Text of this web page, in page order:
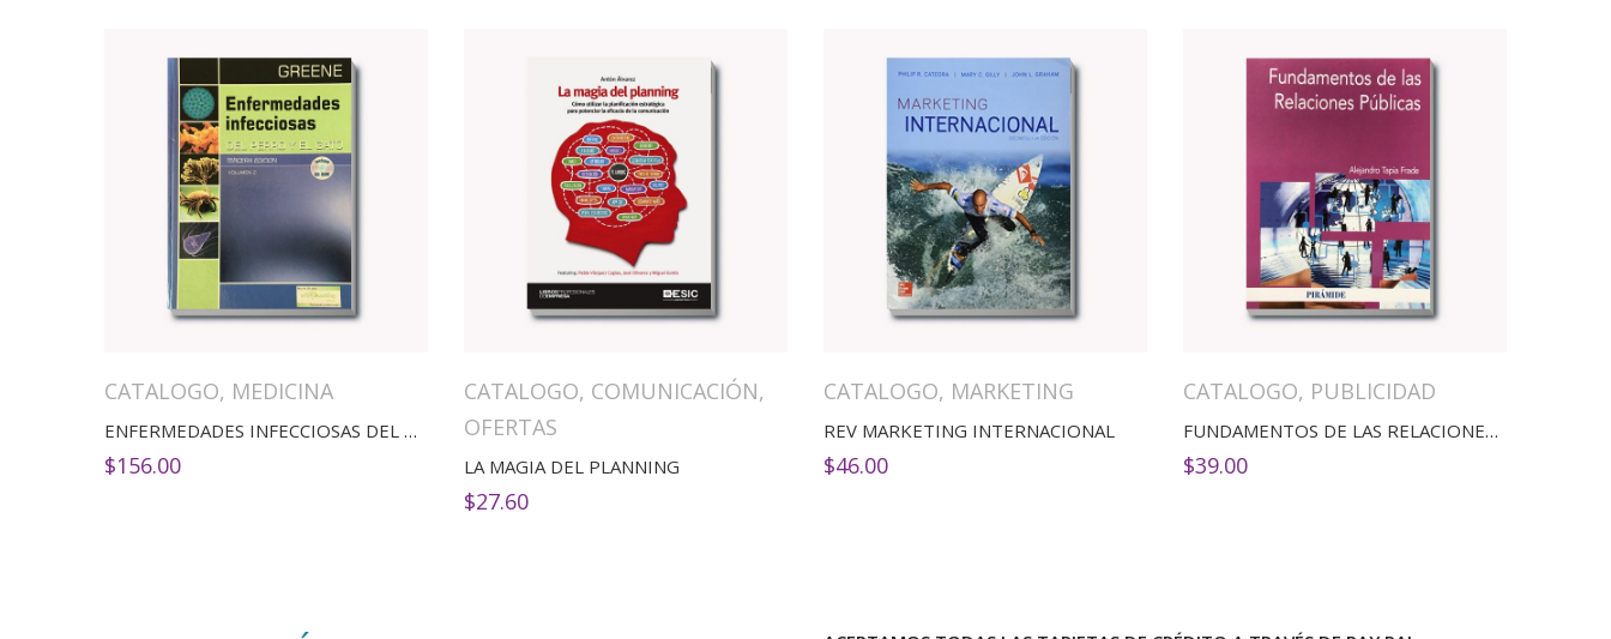
CATALOGO, MEDICINA
ENFERMEDADES INFECCIOSAS DEL PERRO Y EL GATO
$156.00
CATALOGO, COMUNICACIÓN,
OFERTAS
LA MAGIA DEL PLANNING
$27.60
CATALOGO, MARKETING
REV MARKETING INTERNACIONAL
$46.00
CATALOGO, PUBLICIDAD
FUNDAMENTOS DE LAS RELACIONES PÚBLICAS
$39.00